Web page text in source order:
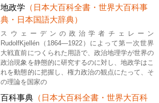
地政学 （日本大百科全書・世界大百科事
典・日本国語大辞典）
スウェーデンの政治学者チェレーン
RudolfKjellén（1864―1922）によって第一次世界
大戦直前につくられた用語で、政治地理学が世界の
政治現象を静態的に研究するのに対し、地政学はこ
れを動態的に把握し、権力政治の観点にたって、そ
の理論を国家の
百科事典 （日本大百科全書・世界大百科